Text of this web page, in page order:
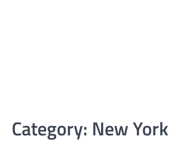
Category: New York